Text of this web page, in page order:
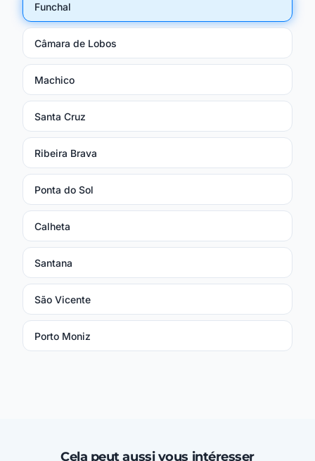
Funchal
Câmara de Lobos
Machico
Santa Cruz
Ribeira Brava
Ponta do Sol
Calheta
Santana
São Vicente
Porto Moniz
Cela peut aussi vous intéresser